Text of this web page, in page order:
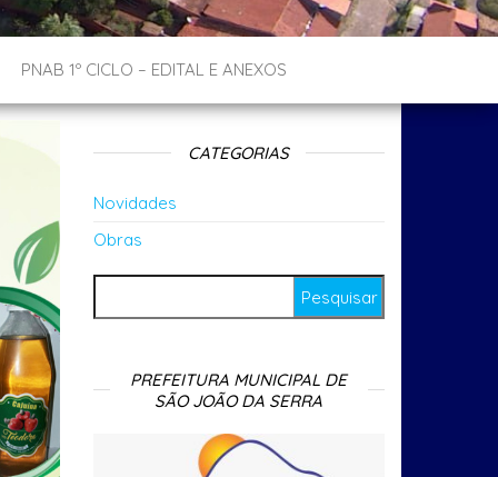
PNAB 1º CICLO – EDITAL E ANEXOS
CATEGORIAS
Novidades
Obras
PREFEITURA MUNICIPAL DE
SÃO JOÃO DA SERRA